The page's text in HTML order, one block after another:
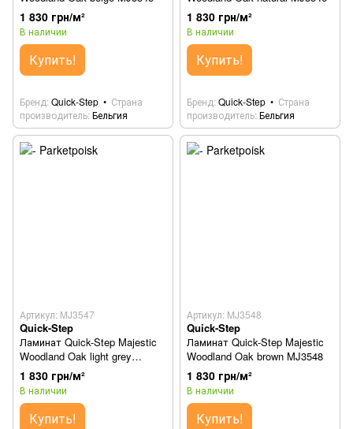
1 830 грн/м²
В наличии
Купить!
Бренд Quick-Step
Страна
производитель Бельгия
1 830 грн/м²
В наличии
Купить!
Бренд Quick-Step
Страна
производитель Бельгия
Артикул: MJ3547
Quick-Step
Ламинат Quick-Step Majestic
Woodland Oak light grey
MJ3547
1 830 грн/м²
В наличии
Купить!
Артикул: MJ3548
Quick-Step
Ламинат Quick-Step Majestic
Woodland Oak brown MJ3548
1 830 грн/м²
В наличии
Купить!